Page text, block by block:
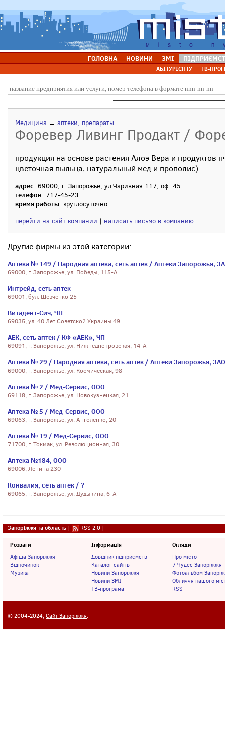
ГОЛОВНА НОВИНИ ЗМІ
АБІТУРІЄНТУ ТВ-
Медицина → аптеки, препараты
Форевер Ливинг Продакт /
продукция на основе растения Алоэ Вера и продуктов
цветочная пыльца, натуральный мед и прополис)
адрес: 69000, г. Запорожье, ул.Чаривная 117, оф. 45
телефон: 717-45-23
время работы: круглосуточно
перейти на сайт компании | написать письмо в компанию
Другие фирмы из этой категории:
Аптека № 149 / Народная аптека, сеть аптек / Аптеки Запорожья,
69000, г. Запорожье, ул. Победы, 115-А
Интрейд, сеть аптек
69001, бул. Шевченко 25
Витадент-Сич, ЧП
69035, ул. 40 Лет Советской Украины 49
АЕК, сеть аптек / КФ «АЕК», ЧП
69091, г. Запорожье, ул. Нижнеднепровская, 14-А
Аптека № 29 / Народная аптека, сеть аптек / Аптеки Запорожья, ЗАО
69000, г. Запорожье, ул. Космическая, 98
Аптека № 2 / Мед-Сервис, ООО
69118, г. Запорожье, ул. Новокузнецкая, 21
Аптека № 5 / Мед-Сервис, ООО
69063, г. Запорожье, ул. Анголенко, 20
Аптека № 19 / Мед-Сервис, ООО
71700, г. Токмак, ул. Революционная, 30
Аптека №184, ООО
69006, Ленина 230
Конвалия, сеть аптек / ?
69065, г. Запорожье, ул. Дудыкина, 6-А
Запоріжжя та область | RSS 2.0 |
Розваги
Афіша Запоріжжя
Відпочинок
Музика
Інформація
Довідник підприємств
Каталог сайтів
Новини Запоріжжя
Новини ЗМІ
ТВ-програма
Огляди
Про місто
7 Чудес Запоріжжя
Фотоальбом
Обличчя нашого
RSS
© 2004-2024, Сайт Запоріжжя.